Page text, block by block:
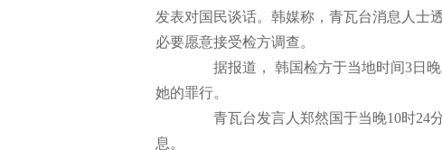
发表对国民谈话。韩媒称，青瓦台消息人士
必要愿意接受检方调查。
据报道， 韩国检方于当地时间3日晚
她的罪行。
青瓦台发言人郑然国于当晚10时24分
息。